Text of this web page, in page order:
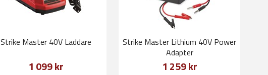
Strike Master 40V Laddare
1 099 kr
Strike Master Lithium 40V Power
Adapter
1 259 kr